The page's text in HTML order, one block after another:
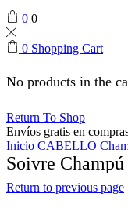
0 0
0 Shopping Cart
No products in the
Return To Shop
Envíos gratis en
Inicio CABELLO
Soivre
Return to previous page